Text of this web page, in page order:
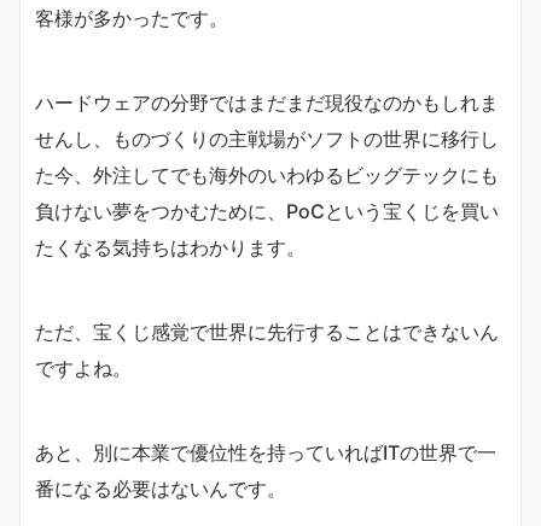
客様が多かったです。
ハードウェアの分野ではまだまだ現役なのかもしれま
せんし、ものづくりの主戦場がソフトの世界に移行し
た今、外注してでも海外のいわゆるビッグテックにも
負けない夢をつかむために、PoCという宝くじを買い
たくなる気持ちはわかります。
ただ、宝くじ感覚で世界に先行することはできないん
ですよね。
あと、別に本業で優位性を持っていればITの世界で一
番になる必要はないんです。